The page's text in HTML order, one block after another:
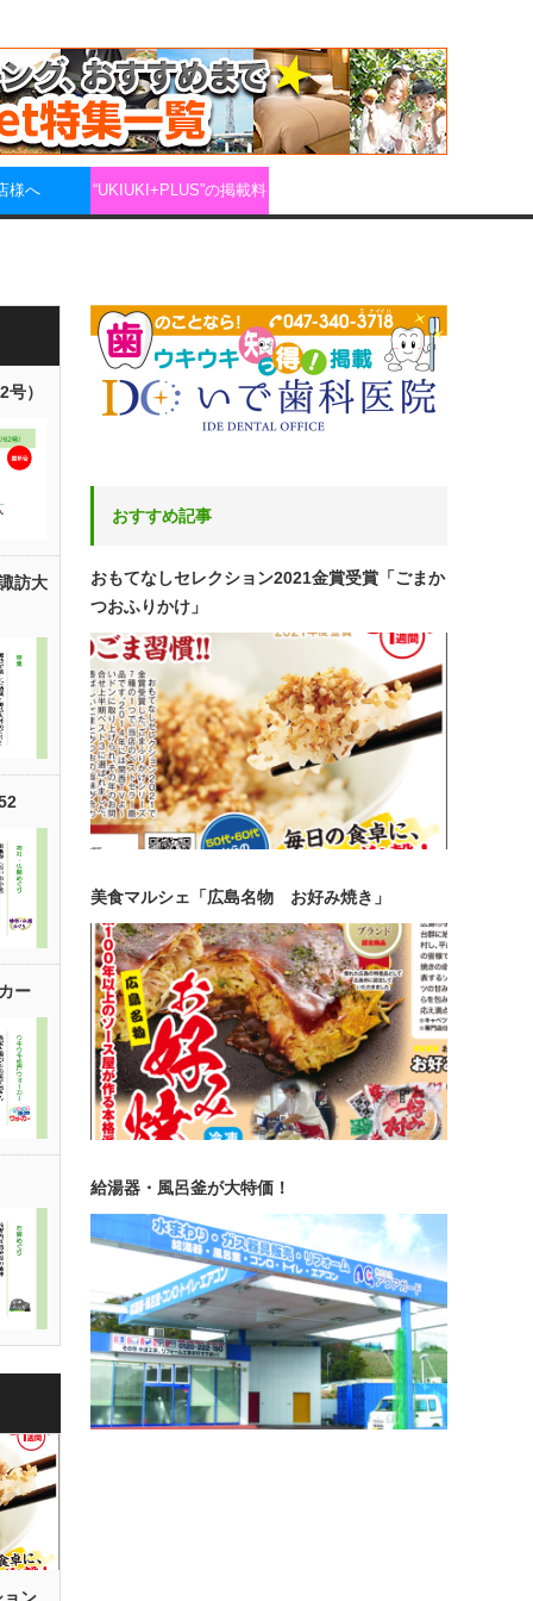
様へ “UKIUKI+PLUS”の掲載料
）
訪大
ー
おすすめ記事
おもてなしセレクション2021金賞受賞「ごまか
つおふりかけ」
美食マルシェ「広島名物 お好み焼き」
給湯器・風呂釜が大特価！